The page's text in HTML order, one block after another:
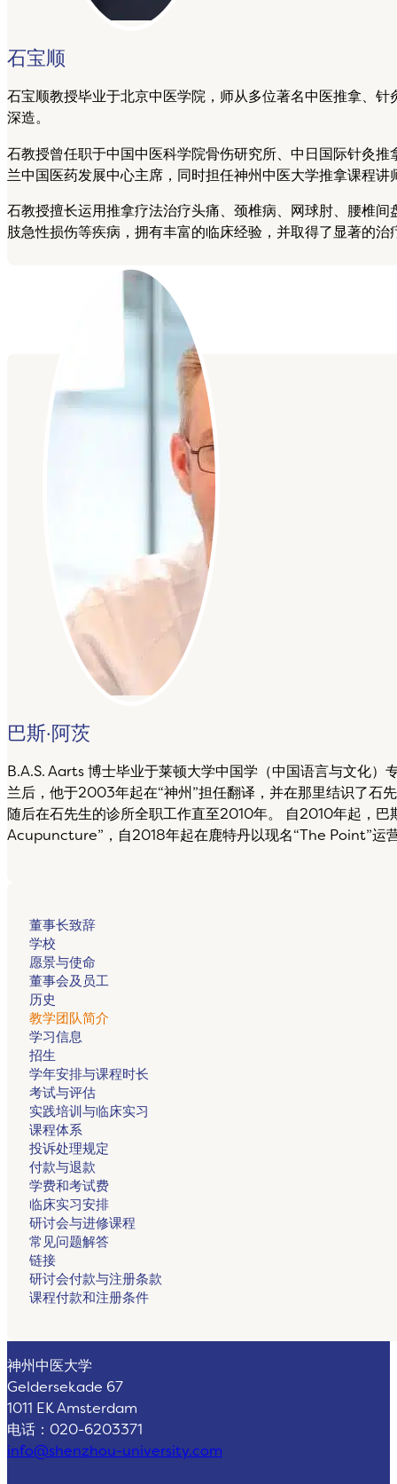
石宝顺
石宝顺教授毕业于北京中医学院，师从多位著名中医推拿、
深造。
石教授曾任职于中国中医科学院骨伤研究所、中日国际针灸
兰中国医药发展中心主席，同时担任神州中医大学推拿课程讲
石教授擅长运用推拿疗法治疗头痛、颈椎病、网球肘、腰椎
肢急性损伤等疾病，拥有丰富的临床经验，并取得了显著的治
巴斯·阿茨
B.A.S. Aarts 博士毕业于莱顿大学中国学（中国语言与文化）
兰后，他于2003年起在“神州”担任翻译，并在那里结识了石
随后在石先生的诊所全职工作直至2010年。 自2010年起，
Acupuncture”，自2018年起在鹿特丹以现名“The Point”运
董事长致辞
学校
愿景与使命
董事会及员工
历史
教学团队简介
学习信息
招生
学年安排与课程时长
考试与评估
实践培训与临床实习
课程体系
投诉处理规定
付款与退款
学费和考试费
临床实习安排
研讨会与进修课程
常见问题解答
链接
研讨会付款与注册条款
课程付款和注册条件
神州中医大学
Geldersekade 67
1011 EK Amsterdam
电话：020-6203371
info@shenzhou-university.com